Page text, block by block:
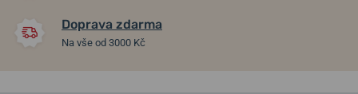
Doprava zdarma
Na vše od 3000 Kč